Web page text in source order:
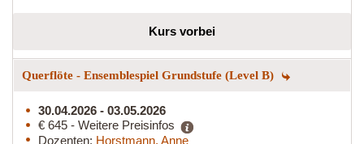
Kurs vorbei
Querflöte - Ensemblespiel Grundstufe (Level B)
30.04.2026 - 03.05.2026
€ 645 - Weitere Preisinfos
Dozenten: Horstmann, Anne